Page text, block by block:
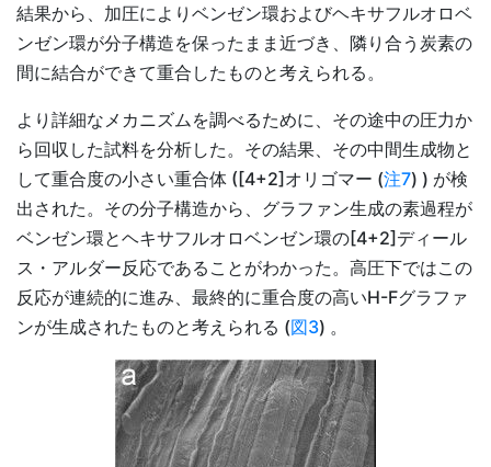
結果から、加圧によりベンゼン環およびヘキサフルオロベ
ンゼン環が分子構造を保ったまま近づき、隣り合う炭素の
間に結合ができて重合したものと考えられる。
より詳細なメカニズムを調べるために、その途中の圧力か
ら回収した試料を分析した。その結果、その中間生成物と
して重合度の小さい重合体 ([4+2]オリゴマー (注7) ) が検
出された。その分子構造から、グラファン生成の素過程が
ベンゼン環とヘキサフルオロベンゼン環の[4+2]ディール
ス・アルダー反応であることがわかった。高圧下ではこの
反応が連続的に進み、最終的に重合度の高いH-Fグラファ
ンが生成されたものと考えられる (図3) 。